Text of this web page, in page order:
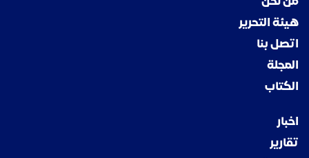
هيئة التحرير
اتصل بنا
المجلة
الكتاب
اخبار
تقارير